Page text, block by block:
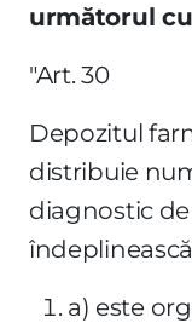
următorul
"Art. 30
Depozitul
distribuie
diagnostic
a) este